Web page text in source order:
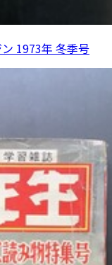
1973年 冬季号